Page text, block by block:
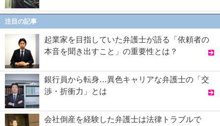
注目の記事
起業家を目指していた弁護士が語る「依頼者の
本音を聞き出すこと」の重要性とは？
銀行員から転身…異色キャリアな弁護士の「交
渉・折衝力」とは
会社倒産を経験した弁護士は法律トラブルで